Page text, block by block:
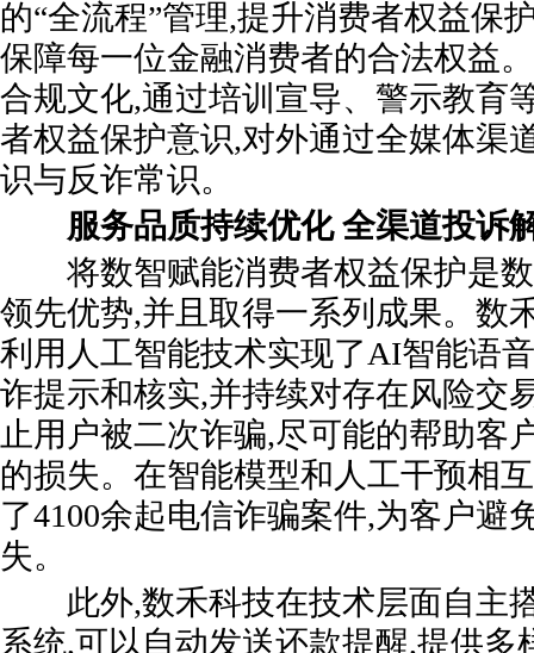
的“全流程”管理,提升消费者权益保
保障每一位金融消费者的合法权益
合规文化,通过培训宣导、警示教育
者权益保护意识,对外通过全媒体渠
识与反诈常识。
服务品质持续优化 全渠道投诉
将数智赋能消费者权益保护是数
领先优势,并且取得一系列成果。数
利用人工智能技术实现了AI智能语
诈提示和核实,并持续对存在风险交
止用户被二次诈骗,尽可能的帮助客
的损失。在智能模型和人工干预相
了4100余起电信诈骗案件,为客户避
失。
此外,数禾科技在技术层面自主
系统,可以自动发送还款提醒,提供多